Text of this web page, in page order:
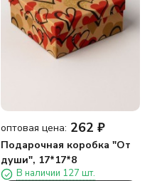
оптовая цена: 262 ₽
Подарочная коробка "От
души", 17*17*8
В наличии 127 шт.